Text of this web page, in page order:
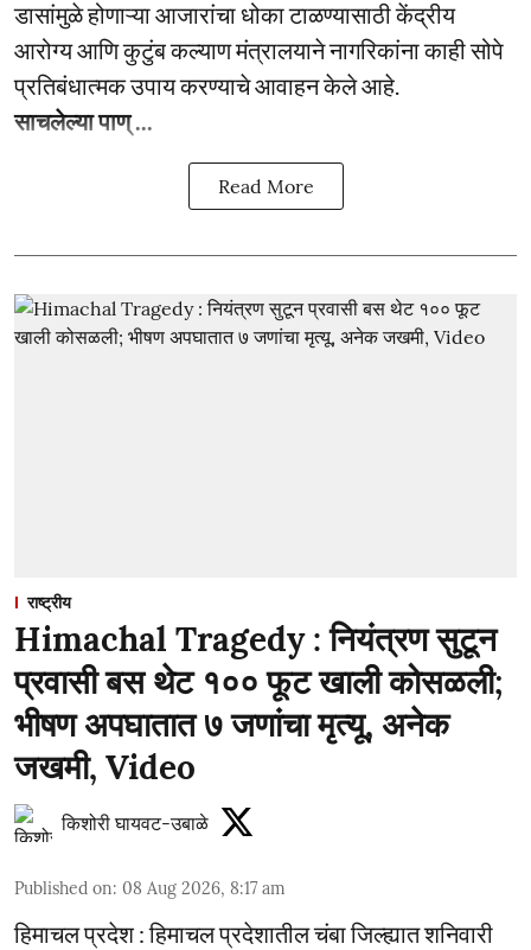
डासांमुळे होणाऱ्या आजारांचा धोका टाळण्यासाठी केंद्रीय
आरोग्य आणि कुटुंब कल्याण मंत्रालयाने नागरिकांना काही सोपे
प्रतिबंधात्मक उपाय करण्याचे आवाहन केले आहे.
साचलेल्या पाण् ...
Read More
राष्ट्रीय
Himachal Tragedy : नियंत्रण सुटून
प्रवासी बस थेट १०० फूट खाली कोसळली;
भीषण अपघातात ७ जणांचा मृत्यू, अनेक
जखमी, Video
किशोरी घायवट-उबाळे
Published on: 08 Aug 2026, 8:17 am
हिमाचल प्रदेश : हिमाचल प्रदेशातील चंबा जिल्ह्यात शनिवारी